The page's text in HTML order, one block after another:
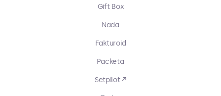
Gift Box
Nada
Fakturoid
Packeta
Setpilot ↗